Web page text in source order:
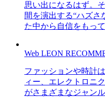
思い出になるはず。
間を演出する“ハズさ
た中から自信をもっ
Web LEON
ファッションや時計
ィー、エレクトロニ
がさまざまなジャン